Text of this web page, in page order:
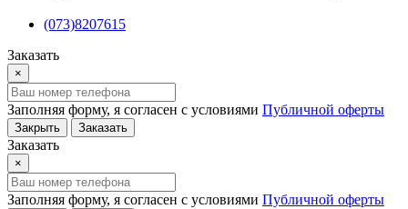
(073)8207615
Заказать
×
Заполняя форму, я согласен с условиями Публичной оферты
Закрыть Заказать
Заказать
×
Заполняя форму, я согласен с условиями Публичной оферты